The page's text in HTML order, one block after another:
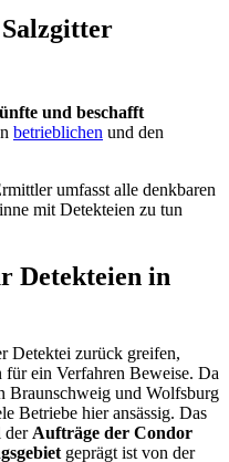
und beschafft
betrieblichen und den
umfasst alle denkbaren
mit Detekteien zu tun
Detekteien in
Detektei zurück greifen,
ein Verfahren Beweise. Da
Braunschweig und Wolfsburg
Betriebe hier ansässig. Das
der Aufträge der Condor
geprägt ist von der